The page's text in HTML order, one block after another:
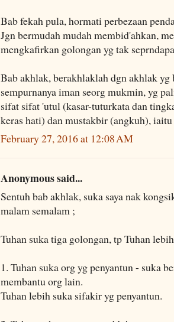
Bab fekah pula, hormati perbezaan
Jgn bermudah mudah membid'ahkan,
mengkafirkan golongan yg tak
Bab akhlak, berakhlaklah dgn akhlak
sempurnanya iman seorg mukmin, yg
sifat sifat 'utul (kasar-tuturkata dan
keras hati) dan mustakbir (angkuh),
February 27, 2016 at 12:08 AM
Anonymous said...
Sentuh bab akhlak, suka saya nak
malam semalam ;
Tuhan suka tiga golongan, tp Tuhan
1. Tuhan suka org yg penyantun - suka
membantu org lain.
Tuhan lebih suka sifakir yg penyantun.